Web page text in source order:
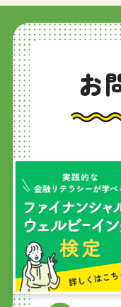
お
「資産形
以下のよ
談を
資産
お悩